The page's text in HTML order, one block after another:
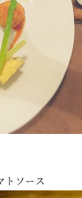
トソース